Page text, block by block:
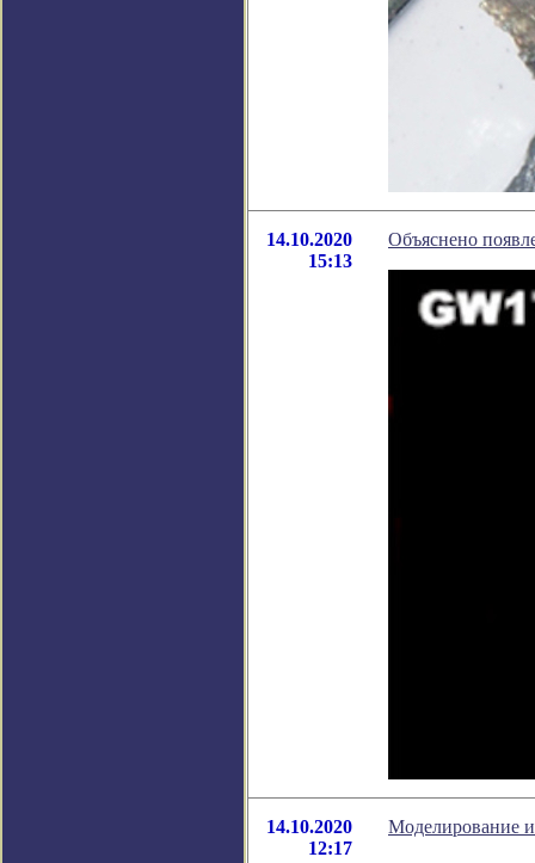
14.10.2020
15:13
Объяснено
14.10.2020
12:17
Моделирование